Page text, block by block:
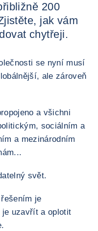
200
jak vám
chytřeji.
se nyní musí
ale zároveň
a všichni
sociálním a
a mezinárodním
svět.
je
uzavřít a oplotit